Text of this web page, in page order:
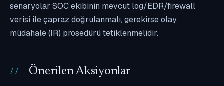
senaryolar SOC ekibinin mevcut log/EDR/firewall
verisi ile çapraz doğrulanmalı, gerekirse olay
müdahale (IR) prosedürü tetiklenmelidir.
Önerilen Aksiyonlar